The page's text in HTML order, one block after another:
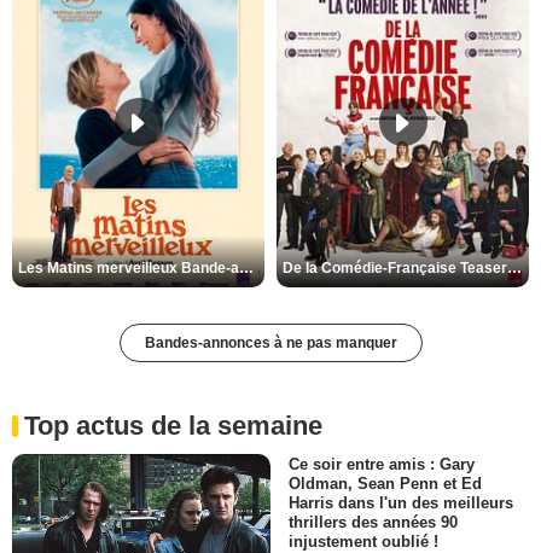
Les Matins merveilleux Bande-annonce VF De la Comédie-Française Teaser VF
Bandes-annonces à ne pas manquer
Top actus de la semaine
Ce soir entre amis : Gary
Oldman, Sean Penn et Ed
Harris dans l'un des meilleurs
thrillers des années 90
injustement oublié !